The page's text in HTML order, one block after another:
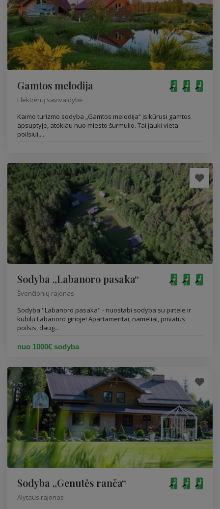
Gamtos melodija
Elektrėnų savivaldybė
Kaimo turizmo sodyba „Gamtos melodija“ įsikūrusi gamtos
apsuptyje, atokiau nuo miesto šurmulio. Tai jauki vieta
poilsiui,...
Sodyba „Labanoro pasaka“
Švenčionių rajonas
Sodyba "Labanoro pasaka" - nuostabi sodyba su pirtele ir
kubilu Labanoro girioje! Apartamentai, nameliai, privatus
poilsis, daug...
nuo 1000€ sodyba
Sodyba „Genutės ranča“
Alytaus rajonas